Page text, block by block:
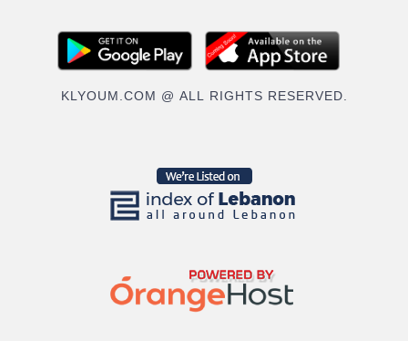
KLYOUM.COM @ ALL RIGHTS RESERVED.